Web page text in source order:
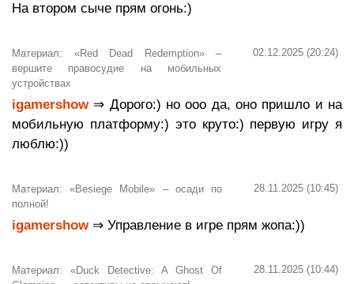
На втором сыче прям огонь:)
02.12.2025 (20:24)
Материал: «Red Dead Redemption» –
вершите правосудие на мобильных
устройствах
igamershow⇒ Дорого:) но ооо да, оно пришло и на
мобильную платформу:) это круто:) первую игру я
люблю:))
28.11.2025 (10:45)
Материал: «Besiege Mobile» – осади по
полной!
igamershow⇒ Управление в игре прям жопа:))
28.11.2025 (10:44)
Материал: «Duck Detective: A Ghost Of